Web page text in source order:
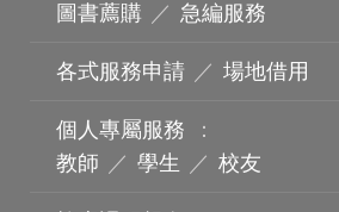
圖書薦購 ／ 急編服務
各式服務申請 ／ 場地借用
個人專屬服務
：
教師 ／ 學生 ／ 校友